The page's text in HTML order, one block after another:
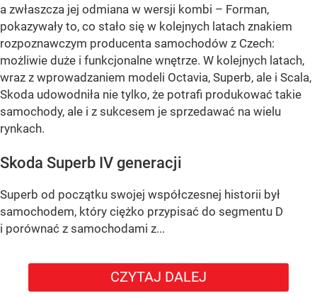
a zwłaszcza jej odmiana w wersji kombi – Forman,
pokazywały to, co stało się w kolejnych latach znakiem
rozpoznawczym producenta samochodów z Czech:
możliwie duże i funkcjonalne wnętrze. W kolejnych latach,
wraz z wprowadzaniem modeli Octavia, Superb, ale i Scala,
Skoda udowodniła nie tylko, że potrafi produkować takie
samochody, ale i z sukcesem je sprzedawać na wielu
rynkach.
Skoda Superb IV generacji
Superb od początku swojej współczesnej historii był
samochodem, który ciężko przypisać do segmentu D
i porównać z samochodami z...
CZYTAJ DALEJ